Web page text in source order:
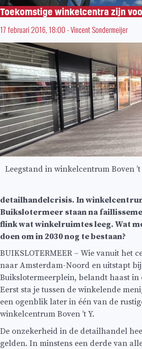
Toekomstige winkelcentra zijn
17 februari 2016, 18:00-Vincent Sondermeijer
Leegstand in winkelcentrum Boven ’t
detailhandelcrisis. In
Buikslotermeer staan na
flink wat winkelruimtes leeg. Wat
doen om in 2030 nog te bestaan?
BUIKSLOTERMEER – Wie vanuit het
naar Amsterdam-Noord en uitstapt
Buikslotermeerplein, belandt haast in
Eerst sta je tussen de winkelende
een ogenblik later in één van de
winkelcentrum Boven ’t Y.
De onzekerheid in de detailhandel
gelden. In minstens een derde van